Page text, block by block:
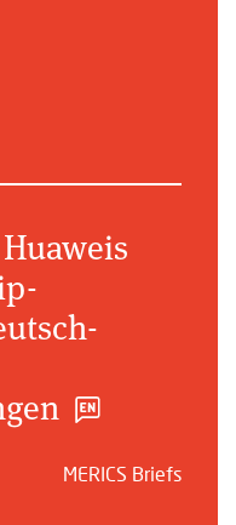
MERICS Briefs